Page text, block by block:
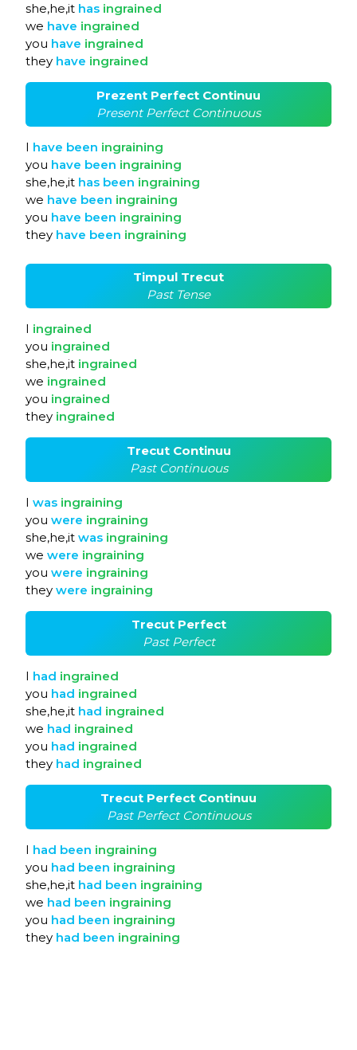
she,he,it has ingrained
we have ingrained
you have ingrained
they have ingrained
Prezent Perfect Continuu
Present Perfect Continuous
I have been ingraining
you have been ingraining
she,he,it has been ingraining
we have been ingraining
you have been ingraining
they have been ingraining
Timpul Trecut
Past Tense
I ingrained
you ingrained
she,he,it ingrained
we ingrained
you ingrained
they ingrained
Trecut Continuu
Past Continuous
I was ingraining
you were ingraining
she,he,it was ingraining
we were ingraining
you were ingraining
they were ingraining
Trecut Perfect
Past Perfect
I had ingrained
you had ingrained
she,he,it had ingrained
we had ingrained
you had ingrained
they had ingrained
Trecut Perfect Continuu
Past Perfect Continuous
I had been ingraining
you had been ingraining
she,he,it had been ingraining
we had been ingraining
you had been ingraining
they had been ingraining